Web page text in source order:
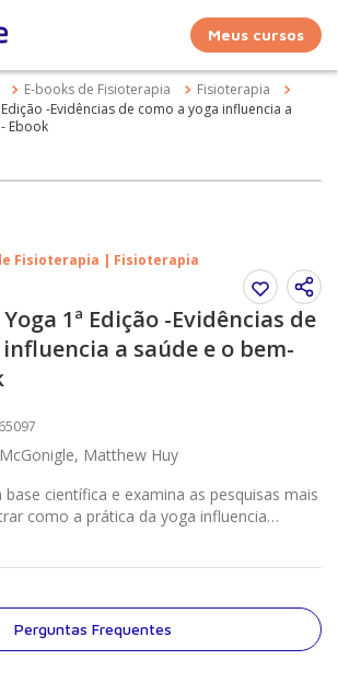
Meus cursos
E-books de Fisioterapia
Fisioterapia
-Evidências de como a yoga influencia a
Ebook
Fisioterapia | Fisioterapia
1ª Edição -Evidências de
a saúde e o bem-
Matthew Huy
científica e examina as pesquisas mais
como a prática da yoga influencia
musculoesquelético, nervoso,
Perguntas Frequentes